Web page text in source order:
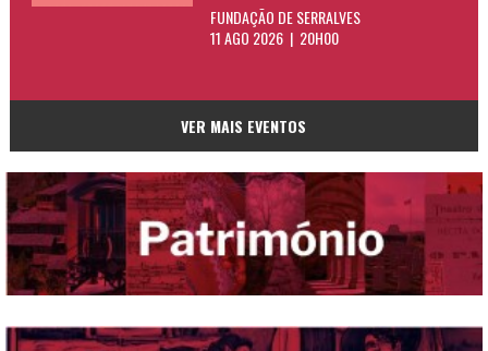
FUNDAÇÃO DE SERRALVES
11 AGO 2026 | 20H00
VER MAIS EVENTOS